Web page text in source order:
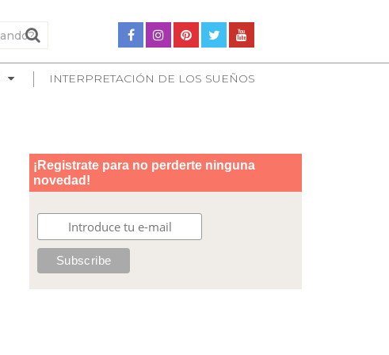
INTERPRETACIÓN DE LOS SUEÑOS